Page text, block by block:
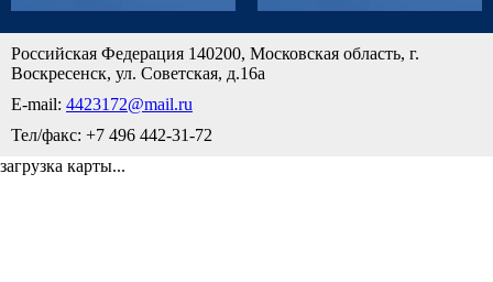
Российская Федерация 140200, Московская область, г.
Воскресенск, ул. Советская, д.16а
E-mail: 4423172@mail.ru
Тел/факс: +7 496 442-31-72
загрузка карты...